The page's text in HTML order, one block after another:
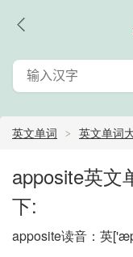
英文单词 英文单词
读_apposite的中文意
apposite英文
下:
apposite读音：英